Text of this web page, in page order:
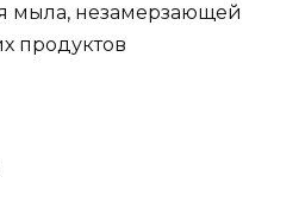
мыла, незамерзающей
продуктов